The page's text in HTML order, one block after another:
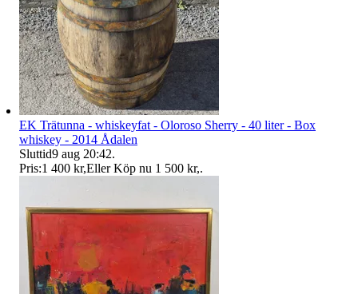
EK Trätunna - whiskeyfat - Oloroso Sherry - 40 liter - Box
whiskey - 2014 Ådalen
Sluttid9 aug 20:42.
Pris:1 400 kr,Eller Köp nu 1 500 kr,.